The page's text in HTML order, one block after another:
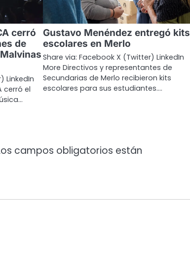
cerró
de
LinkedIn
cerró el
Gustavo Menéndez entregó kits
escolares en Merlo
Share via: Facebook X (Twitter) LinkedIn
More Directivos y representantes de
Secundarias de Merlo recibieron kits
escolares para sus estudiantes.…
campos obligatorios están